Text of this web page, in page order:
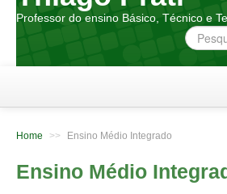
Professor do ensino Básico, Técnico e
Horários
Home >> Ensino Médio Integrado
Ensino Médio